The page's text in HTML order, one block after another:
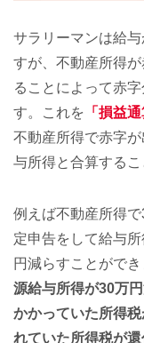
サラリーマンは給
すが、不動産所得
ることによって赤
す。これを
「損益通
不動産所得で赤字
与所得と合算するこ
例えば不動産所得
定申告をして給与
円減らすことができ
源給与所得が30万
かかっていた所得
れていた所得税が